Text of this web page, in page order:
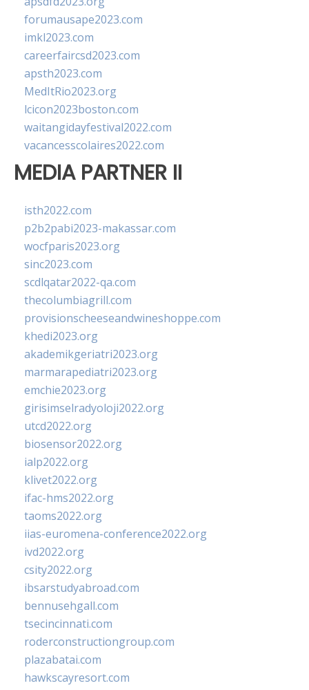
forumausape2023.com
imkl2023.com
careerfaircsd2023.com
apsth2023.com
MedItRio2023.org
lcicon2023boston.com
waitangidayfestival2022.com
vacancesscolaires2022.com
MEDIA PARTNER II
isth2022.com
p2b2pabi2023-makassar.com
wocfparis2023.org
sinc2023.com
scdlqatar2022-qa.com
thecolumbiagrill.com
provisionscheeseandwineshoppe.com
khedi2023.org
akademikgeriatri2023.org
marmarapediatri2023.org
emchie2023.org
girisimselradyoloji2022.org
utcd2022.org
biosensor2022.org
ialp2022.org
klivet2022.org
ifac-hms2022.org
taoms2022.org
iias-euromena-conference2022.org
ivd2022.org
csity2022.org
ibsarstudyabroad.com
bennusehgall.com
tsecincinnati.com
roderconstructiongroup.com
plazabatai.com
hawkscayresort.com